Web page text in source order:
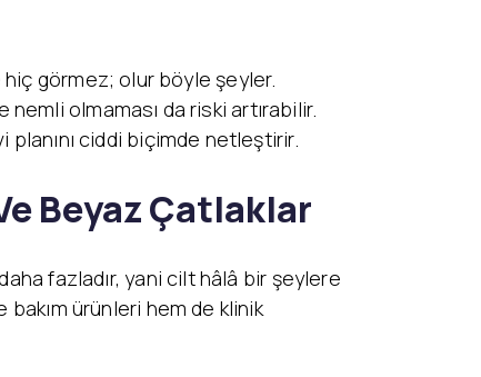
hiç görmez; olur böyle şeyler.
olmaması da riski artırabilir.
planını ciddi biçimde netleştirir.
Beyaz Çatlaklar
fazladır, yani cilt hâlâ bir şeylere
ürünleri hem de klinik